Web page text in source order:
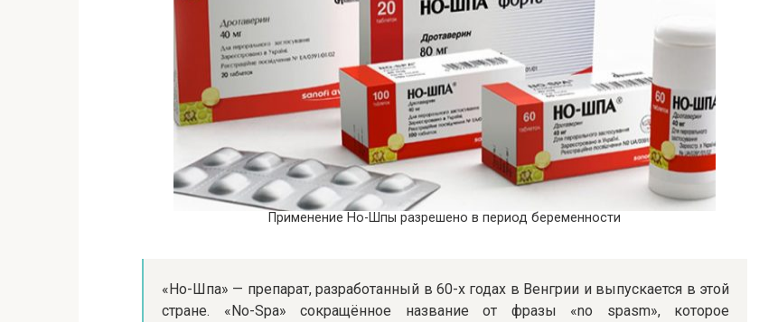
Применение Но-Шпы разрешено в период беременности
«Но-Шпа» — препарат, разработанный в 60-х годах в Венгрии и выпускается в этой
стране. «No-Spa» сокращённое название от фразы «no spasm», которое